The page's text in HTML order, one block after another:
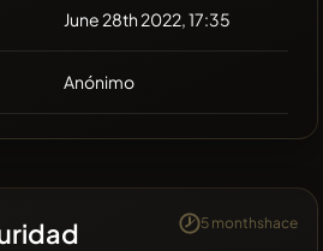
June 28th 2022, 17:35
Anónimo
5 monthshace